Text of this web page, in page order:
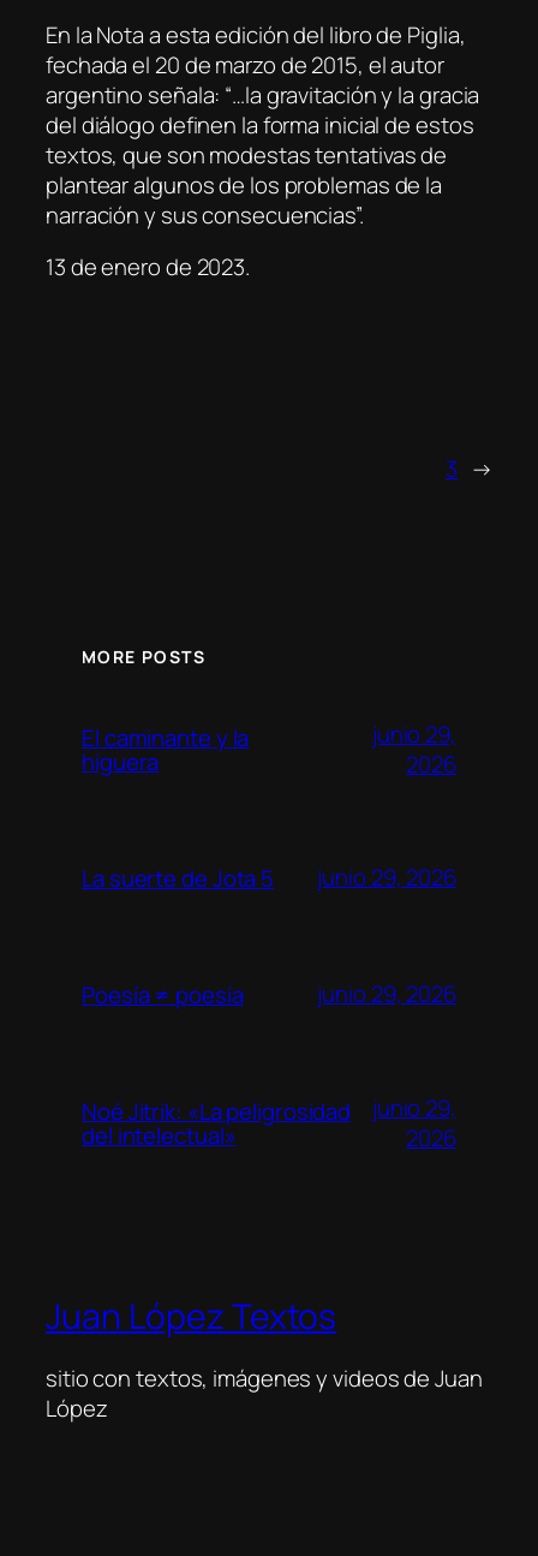
En laNota a esta edicióndel libro de Piglia,
fechada el 20 de marzo de 2015, el autor
argentino señala: “…la gravitación y la gracia
del diálogo definen la forma inicial de estos
textos, que son modestas tentativas de
plantear algunos de los problemas de la
narración y sus consecuencias”.
13 de enero de 2023.
3 →
MORE POSTS
El caminante y la
higuera
junio 29,
2026
La suerte de Jota 5 junio 29, 2026
Poesía ≠ poesía junio 29, 2026
Noé Jitrik: «La peligrosidad
del intelectual»
junio 29,
2026
Juan López Textos
sitio con textos, imágenes y videos de Juan
López